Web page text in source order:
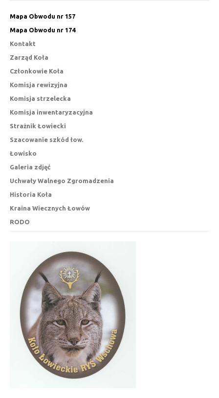
Mapa Obwodu nr 157
Mapa Obwodu nr 174
Kontakt
Zarząd Koła
Członkowie Koła
Komisja rewizyjna
Komisja strzelecka
Komisja inwentaryzacyjna
Strażnik Łowiecki
Szacowanie szkód łow.
Łowisko
Galeria zdjęć
Uchwały Walnego Zgromadzenia
Historia Koła
Kraina Wiecznych Łowów
RODO